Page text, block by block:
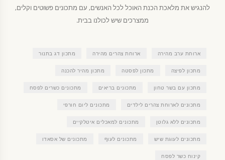
להנגיש את מלאכת הכנת האוכל לכל האנשים, עם מתכונים פשוטים וקלים,
ממצרכים שיש לכולנו בבית.
ארוחת ערב מהירה ארוחת צהרים מהירה מתכון דג בתנור
מתכון לפיצה מתכון לפסטה מתכון מהיר להכנה
מתכון עם בשר טחון מתכונים בריאים מתכונים כשרים לפסח
מתכונים לארוחת צהרים לילדים מתכונים ליום חורפי
מתכונים ללא גלוטן מתכונים למאכלים איטלקיים
מתכונים לעוגת שיש מתכונים לעוף מתכונים של אסאדו
קינוח כשר לפסח